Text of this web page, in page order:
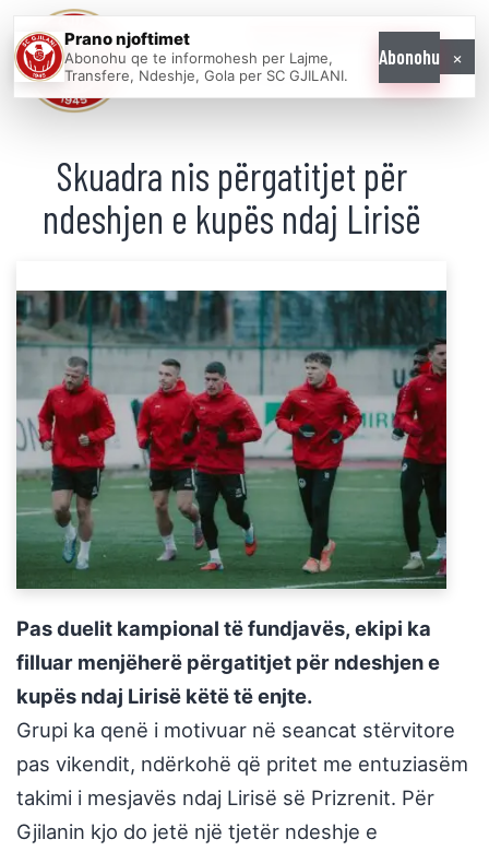
ONE
Skuadra nis përgatitjet për
ndeshjen e kupës ndaj Lirisë
Pas duelit kampional të fundjavës, ekipi ka
filluar menjëherë përgatitjet për ndeshjen e
kupës ndaj Lirisë këtë të enjte.
Grupi ka qenë i motivuar në seancat stërvitore
pas vikendit, ndërkohë që pritet me entuziasëm
takimi i mesjavës ndaj Lirisë së Prizrenit. Për
Gjilanin kjo do jetë një tjetër ndeshje e
Prano njoftimet
Abonohu qe te informohesh per Lajme,
Transfere, Ndeshje, Gola per SC GJILANI.
Abonohu ×